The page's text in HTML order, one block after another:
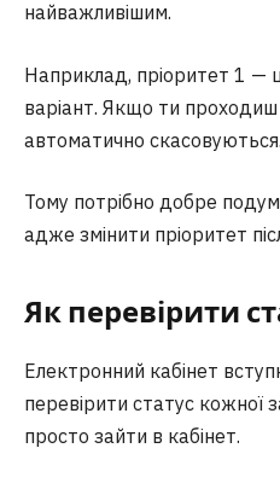
найважливішим.
Наприклад, пріоритет 1 —
варіант. Якщо ти проходиш
автоматично скасовуються.
Тому потрібно добре
адже змінити пріоритет
Як перевірити
Електронний кабінет
перевірити статус кожної
просто зайти в кабінет.